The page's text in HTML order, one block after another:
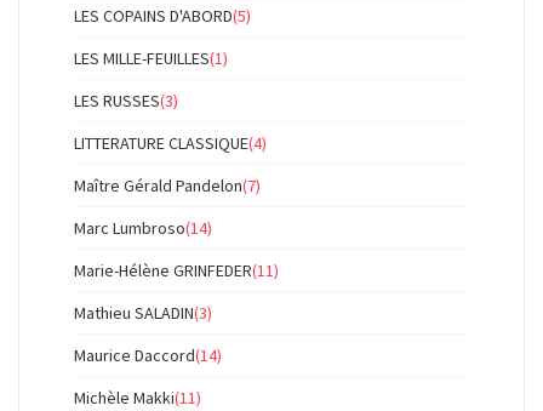
LES COPAINS D'ABORD(5)
LES MILLE-FEUILLES(1)
LES RUSSES(3)
LITTERATURE CLASSIQUE(4)
Maître Gérald Pandelon(7)
Marc Lumbroso(14)
Marie-Hélène GRINFEDER(11)
Mathieu SALADIN(3)
Maurice Daccord(14)
Michèle Makki(11)